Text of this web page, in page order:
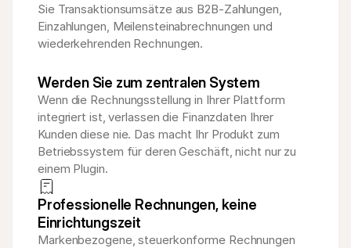
Sie Transaktionsumsätze aus B2B-Zahlungen,
Einzahlungen, Meilensteinabrechnungen und
wiederkehrenden Rechnungen.
Werden Sie zum zentralen System
Wenn die Rechnungsstellung in Ihrer Plattform
integriert ist, verlassen die Finanzdaten Ihrer
Kunden diese nie. Das macht Ihr Produkt zum
Betriebssystem für deren Geschäft, nicht nur zu
einem Plugin.
Professionelle Rechnungen, keine
Einrichtungszeit
Markenbezogene, steuerkonforme Rechnungen